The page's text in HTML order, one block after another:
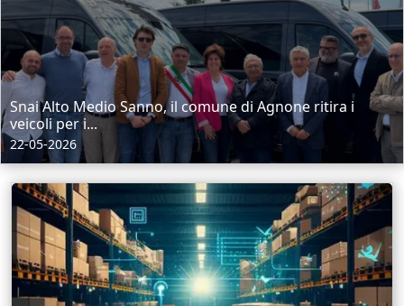
Snai Alto Medio Sanno, il comune di Agnone ritira i
veicoli per i...
22-05-2026